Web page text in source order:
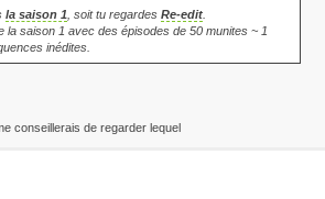
la saison 1 , soit tu regardes Re-edit
la saison 1 avec des épisodes de 50 munites ~ 1
inédites.
conseillerais de regarder lequel